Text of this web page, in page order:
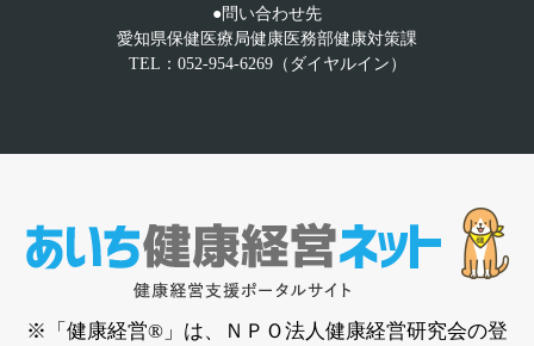
●問い合わせ先
愛知県保健医療局健康医務部健康対策課
TEL：052-954-6269（ダイヤルイン）
※「健康経営®」は、ＮＰＯ法人健康経営研究会の登